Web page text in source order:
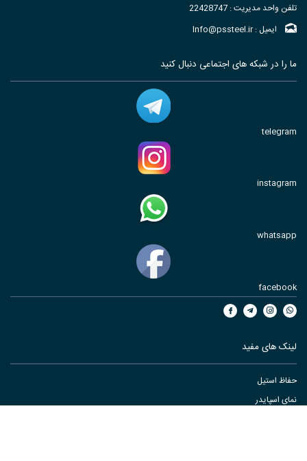
تلفن واحد مدیریت : 22428747
ایمیل : Info@pssteel.ir
ما را در شبکه های اجتماعی دنبال کنید
telegram
instagram
whatsapp
facebook
لینک های مفید
حفاظ استیل
نمای اسپایدر